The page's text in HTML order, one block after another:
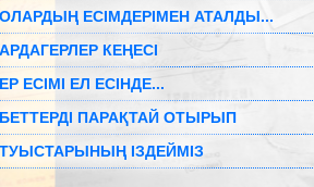
ОЛАРДЫҢ ЕСІМДЕРІМЕН АТАЛДЫ...
АРДАГЕРЛЕР КЕҢЕСІ
ЕР ЕСІМІ ЕЛ ЕСІНДЕ...
БЕТТЕРДІ ПАРАҚТАЙ ОТЫРЫП
ТУЫСТАРЫНЫҢ ІЗДЕЙМІЗ